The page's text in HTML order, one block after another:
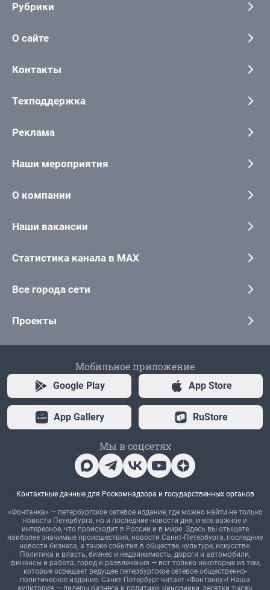
Рубрики
О сайте
Контакты
Техподдержка
Реклама
Наши мероприятия
О компании
Наши вакансии
Статистика канала в MAX
Все города сети
Проекты
Мобильное приложение
Google Play App Store
App Gallery RuStore
Мы в соцсетях
Контактные данные для Роскомнадзора и государственных органов
«Фонтанка» — петербургское сетевое издание, где можно найти не только
новости Петербурга, но и последние новости дня, и все важное и
интересное, что происходит в России и в мире. Здесь вы отыщете
наиболее значимые происшествия, новости Санкт-Петербурга, последние
новости бизнеса, а также события в обществе, культуре, искусстве.
Политика и власть, бизнес и недвижимость, дороги и автомобили,
финансы и работа, город и развлечения — вот только некоторые из тем,
которые освещает ведущее петербургское сетевое общественно-
политическое издание. Санкт-Петербург читает «Фонтанку»! Наша
аудитория — лидеры бизнеса и политики, чиновники, десятки тысяч